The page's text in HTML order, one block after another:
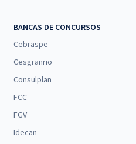
BANCAS DE CONCURSOS
Cebraspe
Cesgranrio
Consulplan
FCC
FGV
Idecan